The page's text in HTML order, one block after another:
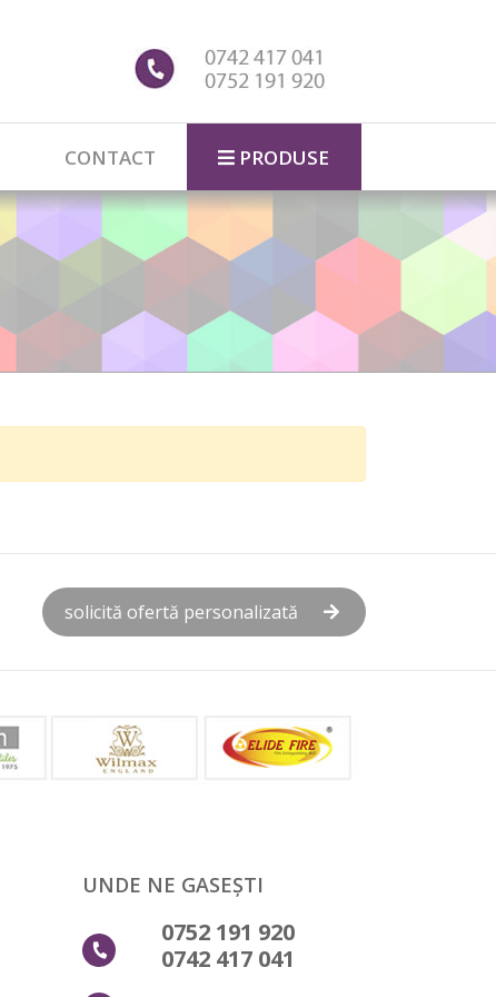
CONTACT PRODUSE
solicită ofertă personalizată
UNDE NE GASEȘTI
0752 191 920
0742 417 041